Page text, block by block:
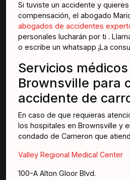
Si tuviste un accidente y
compensación, el abogado
abogados de accidentes
personales lucharán por ti .
o escribe un whatsapp ¡La
Servicios
Brownsville para
accidente de
En caso de que requieras
los hospitales en Brownsville y
condado de Cameron que
Valley Regional Medical Center
100-A Alton Gloor Blvd.